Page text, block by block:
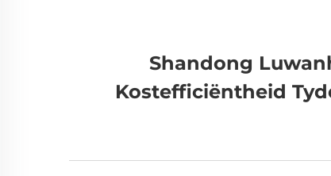
Shandong
Kostefficiëntheid